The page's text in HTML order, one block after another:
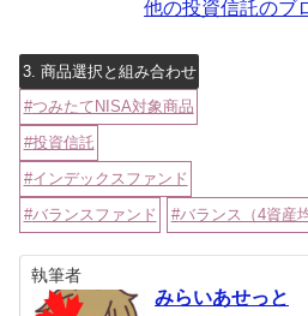
他の投資信託のブ
3. 商品選択と組み合わせ
つみたてNISA対象商品
投資信託
インデックスファンド
バランスファンド バランス（4資産
執筆者
みらいあせっと